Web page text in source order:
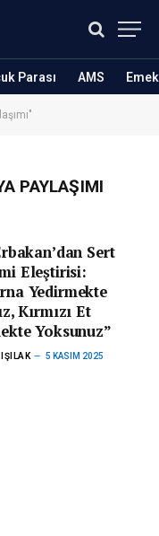
Parası AMS
PAYLAŞIMI
Sert
Eleştirisi:
Yedirmekte
Kırmızı Et
Yoksunuz”
5 KASIM 2025